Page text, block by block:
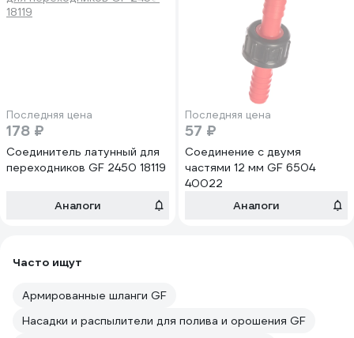
Последняя цена
178 ₽
Соединитель латунный для
переходников GF 2450 18119
Аналоги
Последняя цена
57 ₽
Соединение с двумя
частями 12 мм GF 6504
40022
Аналоги
Часто ищут
Армированные шланги GF
Насадки и распылители для полива и орошения GF